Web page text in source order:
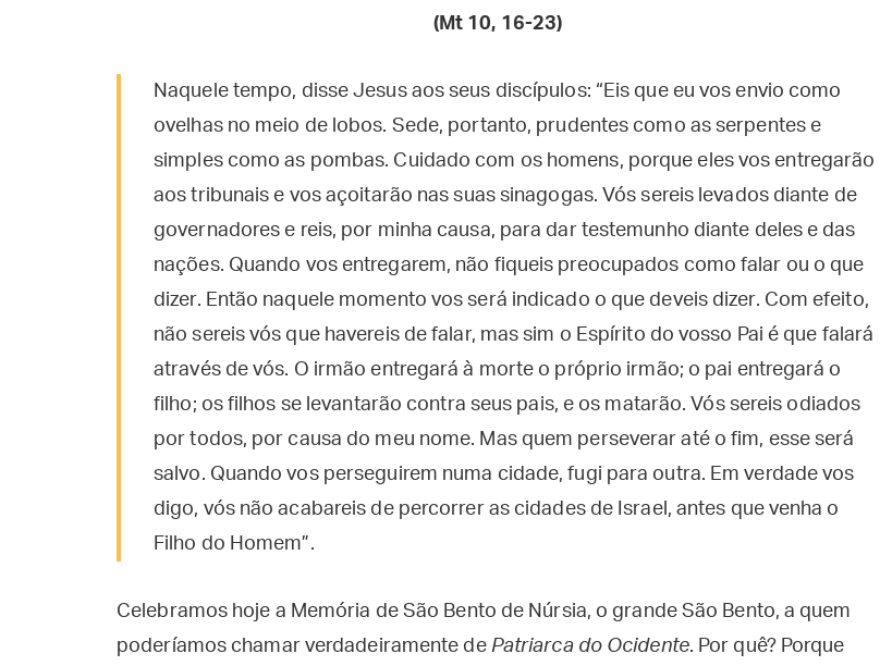
(Mt 10, 16-23)
Naquele tempo, disse Jesus aos seus discípulos: “Eis que eu vos envio como
ovelhas no meio de lobos. Sede, portanto, prudentes como as serpentes e
simples como as pombas. Cuidado com os homens, porque eles vos entregarão
aos tribunais e vos açoitarão nas suas sinagogas. Vós sereis levados diante de
governadores e reis, por minha causa, para dar testemunho diante deles e das
nações. Quando vos entregarem, não fiqueis preocupados como falar ou o que
dizer. Então naquele momento vos será indicado o que deveis dizer. Com efeito,
não sereis vós que havereis de falar, mas sim o Espírito do vosso Pai é que falará
através de vós. O irmão entregará à morte o próprio irmão; o pai entregará o
filho; os filhos se levantarão contra seus pais, e os matarão. Vós sereis odiados
por todos, por causa do meu nome. Mas quem perseverar até o fim, esse será
salvo. Quando vos perseguirem numa cidade, fugi para outra. Em verdade vos
digo, vós não acabareis de percorrer as cidades de Israel, antes que venha o
Filho do Homem”.
Celebramos hoje a Memória de São Bento de Núrsia, o grande São Bento, a quem
poderíamos chamar verdadeiramente de Patriarca do Ocidente. Por quê? Porque